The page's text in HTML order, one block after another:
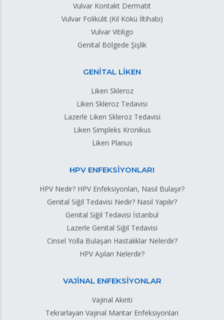
Vulvar Kontakt Dermatit
Vulvar Folikülit (Kıl Kökü İltihabı)
Vulvar Vitiligo
Genital Bölgede Şişlik
GENİTAL LİKEN
Liken Skleroz
Liken Skleroz Tedavisi
Lazerle Liken Skleroz Tedavisi
Liken Simpleks Kronikus
Liken Planus
HPV ENFEKSİYONLARI
HPV Nedir? HPV Enfeksiyonları, Nasıl Bulaşır?
Genital Siğil Tedavisi Nedir? Nasıl Yapılır?
Genital Siğil Tedavisi İstanbul
Lazerle Genital Siğil Tedavisi
Cinsel Yolla Bulaşan Hastalıklar Nelerdir?
HPV Aşıları Nelerdir?
VAJİNAL ENFEKSİYONLAR
Vajinal Akıntı
Tekrarlayan Vajinal Mantar Enfeksiyonları